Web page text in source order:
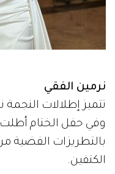
نرمين الفقي
تتميز إطلالات النجمة
وفي حفل الختام
بالتطريزات الفضية
الكتفين.